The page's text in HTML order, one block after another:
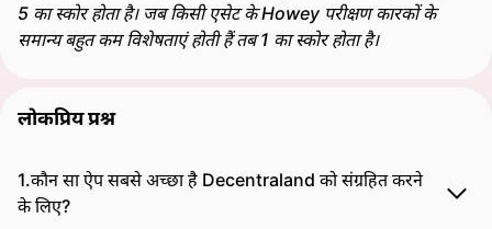
5 का स्कोर होता है। जब किसी एसेट के Howey परीक्षण कारकों के
समान्य बहुत कम विशेषताएं होती हैं तब 1 का स्कोर होता है।
लोकप्रिय प्रश्न
1.कौन सा ऐप सबसे अच्छा है Decentraland को संग्रहित करने
के लिए?